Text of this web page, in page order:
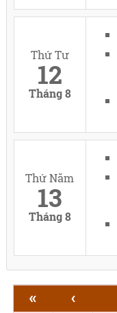
Thứ Tư
12
Tháng 8
Thứ Năm
13
Tháng 8
« ‹